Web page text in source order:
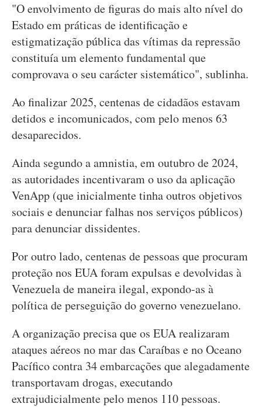
"O envolvimento de figuras do mais alto nível do
Estado em práticas de identificação e
estigmatização pública das vítimas da repressão
constituía um elemento fundamental que
comprovava o seu carácter sistemático", sublinha.
Ao finalizar 2025, centenas de cidadãos estavam
detidos e incomunicados, com pelo menos 63
desaparecidos.
Ainda segundo a amnistia, em outubro de 2024,
as autoridades incentivaram o uso da aplicação
VenApp (que inicialmente tinha outros objetivos
sociais e denunciar falhas nos serviços públicos)
para denunciar dissidentes.
Por outro lado, centenas de pessoas que procuram
proteção nos EUA foram expulsas e devolvidas à
Venezuela de maneira ilegal, expondo-as à
política de perseguição do governo venezuelano.
A organização precisa que os EUA realizaram
ataques aéreos no mar das Caraíbas e no Oceano
Pacífico contra 34 embarcações que alegadamente
transportavam drogas, executando
extrajudicialmente pelo menos 110 pessoas.